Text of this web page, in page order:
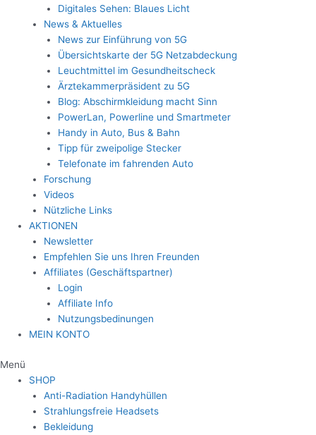
Digitales Sehen: Blaues Licht
News & Aktuelles
News zur Einführung von 5G
Übersichtskarte der 5G Netzabdeckung
Leuchtmittel im Gesundheitscheck
Ärztekammerpräsident zu 5G
Blog: Abschirmkleidung macht Sinn
PowerLan, Powerline und Smartmeter
Handy in Auto, Bus & Bahn
Tipp für zweipolige Stecker
Telefonate im fahrenden Auto
Forschung
Videos
Nützliche Links
AKTIONEN
Newsletter
Empfehlen Sie uns Ihren Freunden
Affiliates (Geschäftspartner)
Login
Affiliate Info
Nutzungsbedinungen
MEIN KONTO
Menü
SHOP
Anti-Radiation Handyhüllen
Strahlungsfreie Headsets
Bekleidung